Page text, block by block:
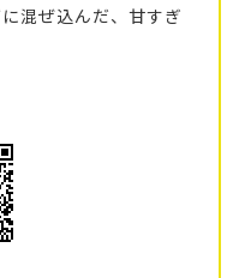
混ぜ込んだ、甘すぎ